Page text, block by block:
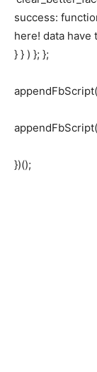
success:
here! data have
} } ) }; };
})();